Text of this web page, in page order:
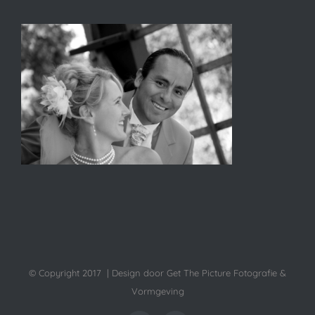
© Copyright 2017 | Design door Get The Picture Fotografie &
Vormgeving